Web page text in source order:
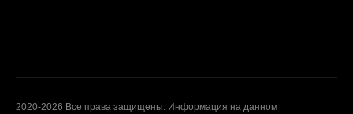
2020-2026 Все права защищены. Информация на данном